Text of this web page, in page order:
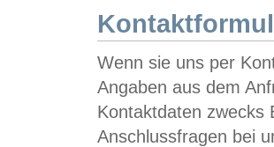
Wenn sie uns per
Angaben aus dem
Kontaktdaten zwecks
Anschlussfragen bei